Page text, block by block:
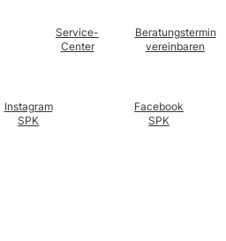
Service-
Center
Beratungstermin
vereinbaren
Instagram
SPK
Facebook
SPK